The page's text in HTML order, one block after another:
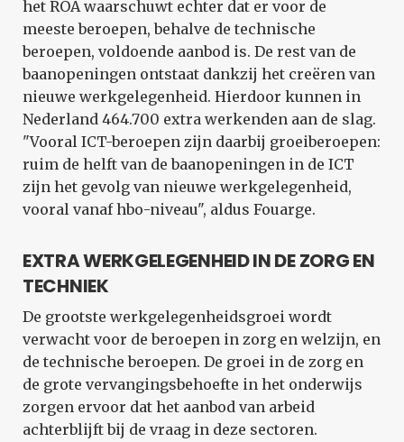
het ROA waarschuwt echter dat er voor de
meeste beroepen, behalve de technische
beroepen, voldoende aanbod is. De rest van de
baanopeningen ontstaat dankzij het creëren van
nieuwe werkgelegenheid. Hierdoor kunnen in
Nederland 464.700 extra werkenden aan de slag.
"Vooral ICT-beroepen zijn daarbij groeiberoepen:
ruim de helft van de baanopeningen in de ICT
zijn het gevolg van nieuwe werkgelegenheid,
vooral vanaf hbo-niveau", aldus Fouarge.
EXTRA WERKGELEGENHEID IN DE ZORG EN
TECHNIEK
De grootste werkgelegenheidsgroei wordt
verwacht voor de beroepen in zorg en welzijn, en
de technische beroepen. De groei in de zorg en
de grote vervangingsbehoefte in het onderwijs
zorgen ervoor dat het aanbod van arbeid
achterblijft bij de vraag in deze sectoren.